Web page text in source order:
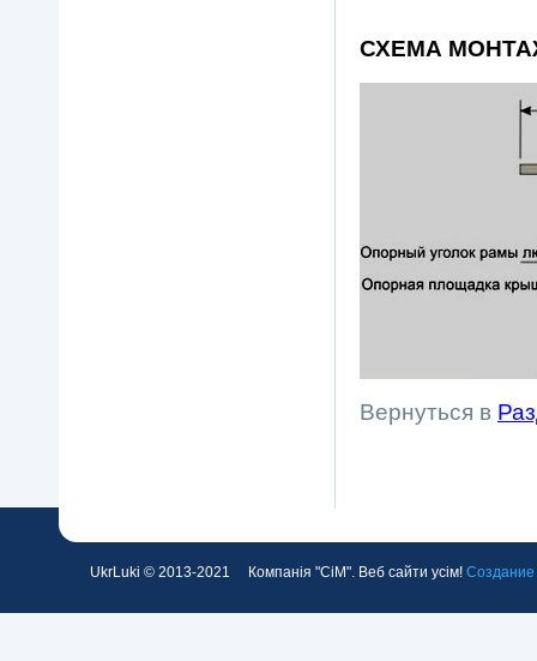
СХЕМА
Вернуться в
UkrLuki © 2013-2021 Компанія "СіМ". Веб сайти усім! Создание